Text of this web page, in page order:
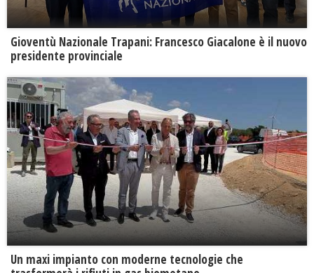
Gioventù Nazionale Trapani: Francesco Giacalone è il nuovo
presidente provinciale
Un maxi impianto con moderne tecnologie che